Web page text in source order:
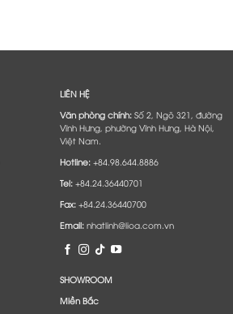
LIÊN HỆ
Văn phòng chính:Số 2, Ngõ 321, đường
Vĩnh Hưng, phường Vĩnh Hưng, Hà Nội,
Việt Nam.
Hotline:+84.98.644.8886
Tel:+84.24.36440701
Fax:+84.24.36440700
Email:nhatlinh@lioa.com.vn
SHOWROOM
Miền Bắc